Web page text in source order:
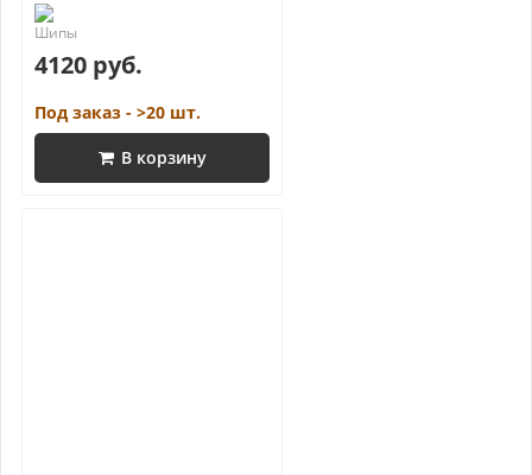
4120 руб.
Под заказ - >20 шт.
В корзину